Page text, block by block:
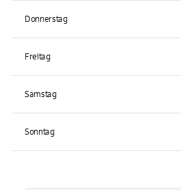
Donnerstag
Freitag
Samstag
Sonntag